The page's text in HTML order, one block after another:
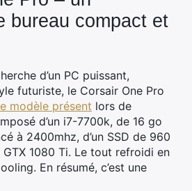
bureau compact et
d’un PC puissant,
futuriste, le Corsair One Pro
modèle présent lors de
d’un i7-7700k, de 16 go
à 2400mhz, d’un SSD de 960
GTX 1080 Ti. Le tout refroidi en
En résumé, c’est une